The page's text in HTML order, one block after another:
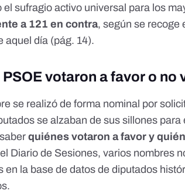
sufragio activo universal para los
a 121 en contra, según se recoge
aquel día (pág. 14).
votaron a favor o no
se realizó de forma nominal por
se alzaban de sus sillones para
quiénes votaron a favor y
Diario de Sesiones, varios nombres
en la base de datos de diputados